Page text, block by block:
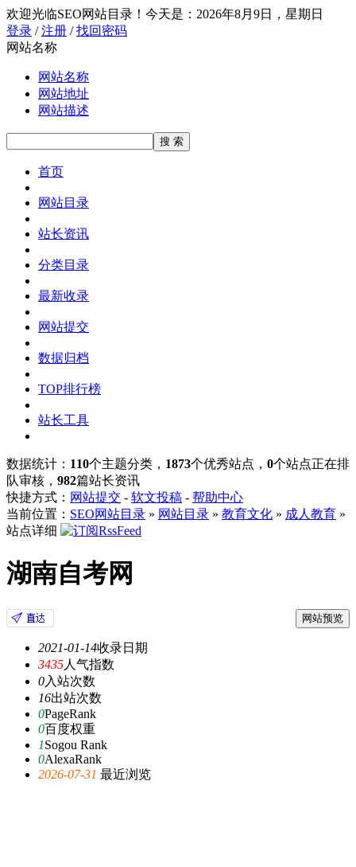
欢迎光临SEO网站目录！ 今天是：2026年8月9日，星期日
登录 /注册 /找回密码
网站名称
网站名称
网站地址
网站描述
首页
网站目录
站长资讯
分类目录
最新收录
网站提交
数据归档
TOP排行榜
站长工具
数据统计： 110个主题分类， 1873个优秀站点， 0个站点正在排
队审核， 982篇站长资讯
快捷方式： 网站提交 - 软文投稿 - 帮助中心
当前位置： SEO网站目录 » 网站目录 » 教育文化 » 成人教育 »
站点详细
湖南自考网
网站预览
2021-01-14收录日期
3435人气指数
0入站次数
16出站次数
0PageRank
0百度权重
1Sogou Rank
0AlexaRank
2026-07-31 最近浏览